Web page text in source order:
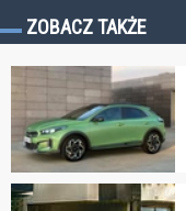
ZOBACZ TAKŻE